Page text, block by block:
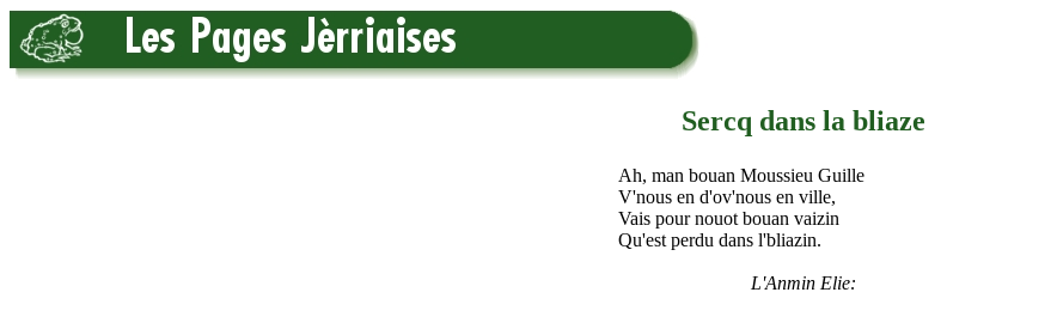
Sercq dans la bliaze
Ah, man bouan Moussieu Guille
V'nous en d'ov'nous en ville,
Vais pour nouot bouan vaizin
Qu'est perdu dans l'bliazin.
L'Anmin Elie: